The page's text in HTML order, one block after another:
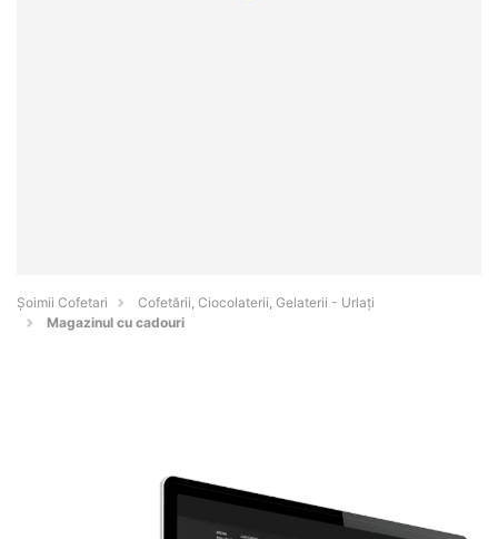
Șoimii Cofetari
Cofetării, Ciocolaterii, Gelaterii - Urlaţi
Magazinul cu cadouri